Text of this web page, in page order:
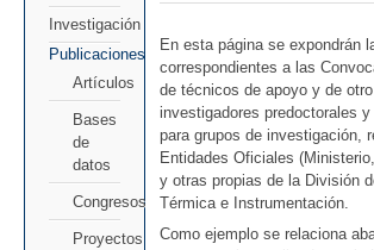
Investigación
Publicaciones
Artículos
Bases
de
datos
Congresos
Proyectos
En esta página se expondrán
correspondientes a las
de técnicos de apoyo y de
investigadores predoctorales
para grupos de investigación,
Entidades Oficiales
y otras propias de la División
Térmica e Instrumentación.
Como ejemplo se relaciona